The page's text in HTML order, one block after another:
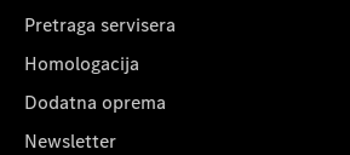
Pretraga servisera
Homologacija
Dodatna oprema
Newsletter